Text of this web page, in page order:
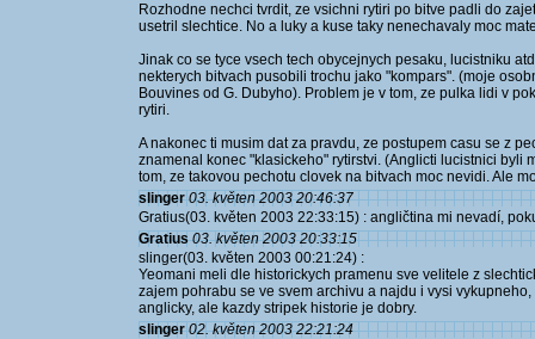
Rozhodne nechci tvrdit, ze vsichni rytiri po bitve padli do
usetril slechtice. No a luky a kuse taky nenechavaly moc
Jinak co se tyce vsech tech obycejnych pesaku, lucistniku
nekterych bitvach pusobili trochu jako "kompars". (moje
Bouvines od G. Dubyho). Problem je v tom, ze pulka lidi v
rytiri.
A nakonec ti musim dat za pravdu, ze postupem casu se z
znamenal konec "klasickeho" rytirstvi. (Anglicti lucistnici byli
tom, ze takovou pechotu clovek na bitvach moc nevidi. Ale
slinger 03. květen 2003 20:46:37
Gratius(03. květen 2003 22:33:15) : angličtina mi nevadí,
Gratius 03. květen 2003 20:33:15
slinger(03. květen 2003 00:21:24) :
Yeomani meli dle historickych pramenu sve velitele z
zajem pohrabu se ve svem archivu a najdu i vysi
anglicky, ale kazdy stripek historie je dobry.
slinger 02. květen 2003 22:21:24